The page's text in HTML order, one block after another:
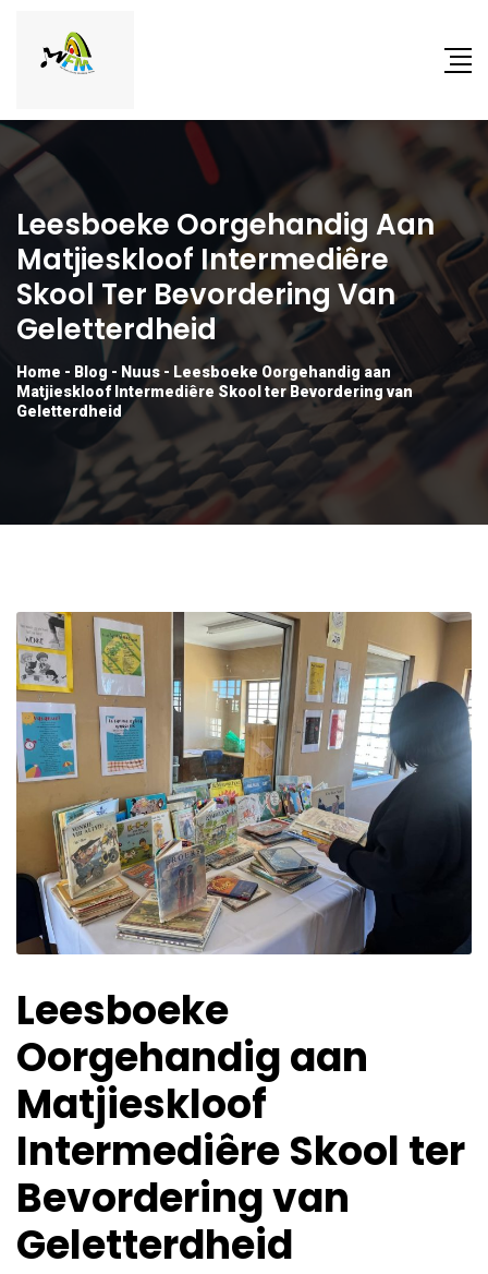
Leesboeke Oorgehandig Aan
Matjieskloof Intermediêre
Skool Ter Bevordering Van
Geletterdheid
Home - Blog - Nuus - Leesboeke Oorgehandig aan
Matjieskloof Intermediêre Skool ter Bevordering van
Geletterdheid
Leesboeke
Oorgehandig aan
Matjieskloof
Intermediêre Skool ter
Bevordering van
Geletterdheid